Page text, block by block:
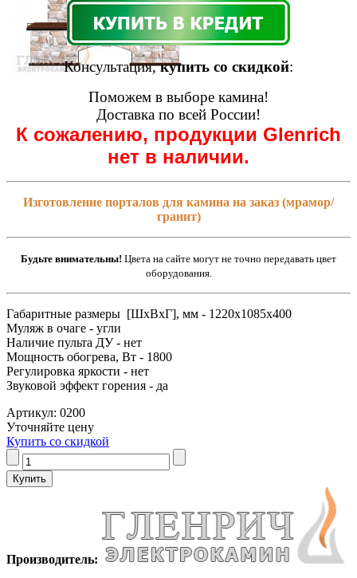
Консультация,купить со скидкой:
Поможем в выборе камина!
Доставка по всей России!
К сожалению, продукции Glenrich
нет в наличии.
Изготовление порталов для камина на заказ (мрамор/
гранит)
Будьте внимательны! Цвета на сайте могут не точно передавать цвет
оборудования.
Габаритные размеры [ШxВxГ], мм - 1220x1085x400
Муляж в очаге - угли
Наличие пульта ДУ - нет
Мощность обогрева, Вт - 1800
Регулировка яркости - нет
Звуковой эффект горения - да
Артикул: 0200
Уточняйте цену
Купить со скидкой
Производитель: